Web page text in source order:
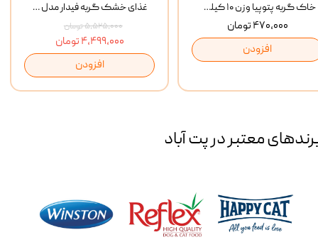
غذای خشک گربه فیدار مدل Adult وزن 10 کیلوگرم
۵,۵۲۵,۰۰۰ تومان
۴,۴۹۹,۰۰۰ تومان
افزودن
خاک گربه پتوپیا وزن ۱۰ کیلوگرم
۴۷۰,۰۰۰ تومان
افزودن
معتبر در پت آباد